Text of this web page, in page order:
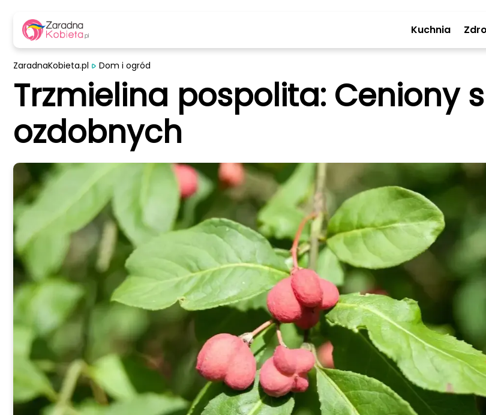
Kuchnia
ZaradnaKobieta.pl Dom i ogród
Trzmielina pospolita: Ceniony
ozdobnych